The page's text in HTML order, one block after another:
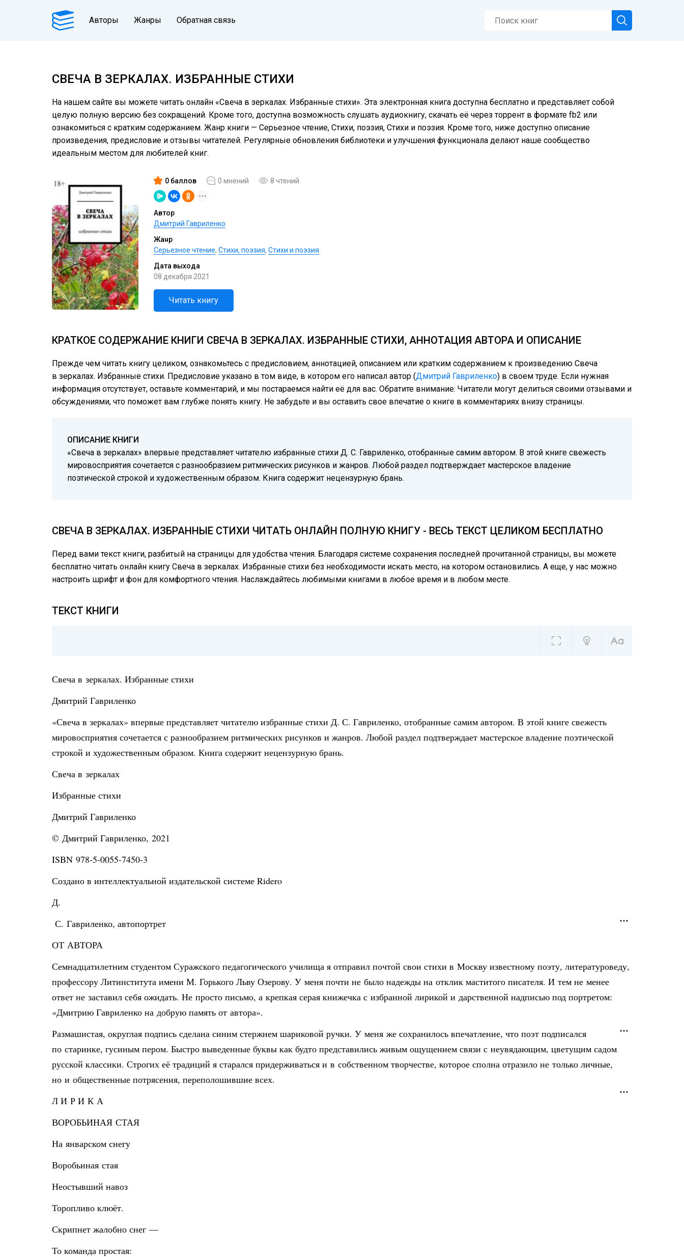
Авторы Жанры Обратная связь
СВЕЧА В ЗЕРКАЛАХ. ИЗБРАННЫЕ СТИХИ
На нашем сайте вы можете читать онлайн «Свеча в зеркалах. Избранные стихи». Эта электронная книга доступна бесплатно и представляет собой
целую полную версию без сокращений. Кроме того, доступна возможность слушать аудиокнигу, скачать её через торрент в формате fb2 или
ознакомиться с кратким содержанием. Жанр книги — Серьезное чтение, Cтихи, поэзия, Стихи и поэзия. Кроме того, ниже доступно описание
произведения, предисловие и отзывы читателей. Регулярные обновления библиотеки и улучшения функционала делают наше сообщество
идеальным местом для любителей книг.
0 баллов 0 мнений 8 чтений
Автор
Дмитрий Гавриленко
Жанр
Серьезное чтение, Cтихи, поэзия, Стихи и поэзия
Дата выхода
08 декабря 2021
Читать книгу
КРАТКОЕ СОДЕРЖАНИЕ КНИГИ СВЕЧА В ЗЕРКАЛАХ. ИЗБРАННЫЕ СТИХИ, АННОТАЦИЯ АВТОРА И ОПИСАНИЕ
Прежде чем читать книгу целиком, ознакомьтесь с предисловием, аннотацией, описанием или кратким содержанием к произведению Свеча
в зеркалах. Избранные стихи. Предисловие указано в том виде, в котором его написал автор (Дмитрий Гавриленко) в своем труде. Если нужная
информация отсутствует, оставьте комментарий, и мы постараемся найти её для вас. Обратите внимание: Читатели могут делиться своими отзывами и
обсуждениями, что поможет вам глубже понять книгу. Не забудьте и вы оставить свое впечатие о книге в комментариях внизу страницы.
ОПИСАНИЕ КНИГИ
«Свеча в зеркалах» впервые представляет читателю избранные стихи Д. С. Гавриленко, отобранные самим автором. В этой книге свежесть
мировосприятия сочетается с разнообразием ритмических рисунков и жанров. Любой раздел подтверждает мастерское владение
поэтической строкой и художественным образом. Книга содержит нецензурную брань.
СВЕЧА В ЗЕРКАЛАХ. ИЗБРАННЫЕ СТИХИ ЧИТАТЬ ОНЛАЙН ПОЛНУЮ КНИГУ - ВЕСЬ ТЕКСТ ЦЕЛИКОМ БЕСПЛАТНО
Перед вами текст книги, разбитый на страницы для удобства чтения. Благодаря системе сохранения последней прочитанной страницы, вы можете
бесплатно читать онлайн книгу Свеча в зеркалах. Избранные стихи без необходимости искать место, на котором остановились. А еще, у нас можно
настроить шрифт и фон для комфортного чтения. Наслаждайтесь любимыми книгами в любое время и в любом месте.
ТЕКСТ КНИГИ
Свеча в зеркалах. Избранные стихи
Дмитрий Гавриленко
«Свеча в зеркалах» впервые представляет читателю избранные стихи Д. С. Гавриленко, отобранные самим автором. В этой книге свежесть
мировосприятия сочетается с разнообразием ритмических рисунков и жанров. Любой раздел подтверждает мастерское владение поэтической
строкой и художественным образом. Книга содержит нецензурную брань.
Свеча в зеркалах
Избранные стихи
Дмитрий Гавриленко
© Дмитрий Гавриленко, 2021
ISBN 978-5-0055-7450-3
Создано в интеллектуальной издательской системе Ridero
Д.
С. Гавриленко, автопортрет
ОТ АВТОРА
Семнадцатилетним студентом Суражского педагогического училища я отправил почтой свои стихи в Москву известному поэту, литературоведу,
профессору Литинститута имени М. Горького Льву Озерову. У меня почти не было надежды на отклик маститого писателя. И тем не менее
ответ не заставил себя ожидать. Не просто письмо, а крепкая серая книжечка с избранной лирикой и дарственной надписью под портретом:
«Дмитрию Гавриленко на добрую память от автора».
Размашистая, округлая подпись сделана синим стержнем шариковой ручки. У меня же сохранилось впечатление, что поэт подписался
по старинке, гусиным пером. Быстро выведенные буквы как будто представились живым ощущением связи с неувядающим, цветущим садом
русской классики. Строгих её традиций я старался придерживаться и в собственном творчестве, которое сполна отразило не только личные,
но и общественные потрясения, переполошившие всех.
Л И Р И К А
ВОРОБЬИНАЯ СТАЯ
На январском снегу
Воробьиная стая
Неостывший навоз
Торопливо клюёт.
Скрипнет жалобно снег —
То команда простая: